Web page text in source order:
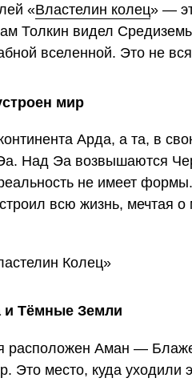
«Властелин колец» —
Толкин видел
вселенной. Это не
мир
Арда, а та, в
Над Эа возвышаются
не имеет
всю жизнь, мечтая
Тёмные Земли
расположен Аман —
Это место, куда